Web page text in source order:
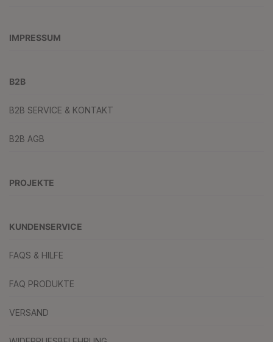
IMPRESSUM
B2B
B2B SERVICE & KONTAKT
B2B AGB
PROJEKTE
KUNDENSERVICE
FAQS & HILFE
FAQ PRODUKTE
VERSAND